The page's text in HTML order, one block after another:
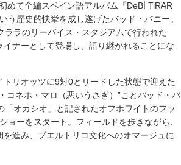
て全編スペイン語アルバム『DeBÍ TiRAR
う歴史的快挙を成し遂げたバッド・バニー。
ラのリーバイス・スタジアムで行われた
ナーとして登場し、語り継がれることにな
リオッツに9対0とリードした状態で迎えた
コネホ・マロ（悪いうさぎ）”ことバッド・バ
オカシオ」と記されたオフホワイトのフッ
ョーをスタート。フィールドを歩きながら、
進み、プエルトリコ文化へのオマージュに